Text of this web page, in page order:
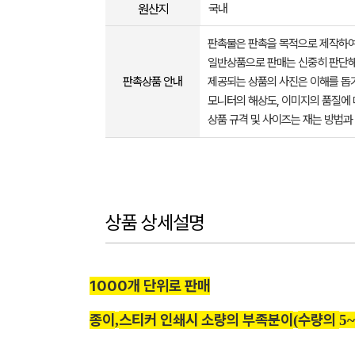
원산지 국내
판촉상품 안내
판촉물은 판촉을 목적으로 제작하
일반상품으로 판매는 신중히 판단
제공되는 상품의 사진은 이해를
모니터의 해상도, 이미지의 품질
상품 규격 및 사이즈는 재는 방법
상품 상세설명
1000개 단위로 판매
종이 ,스티커 인쇄시 소량의 부족분이 (수량의